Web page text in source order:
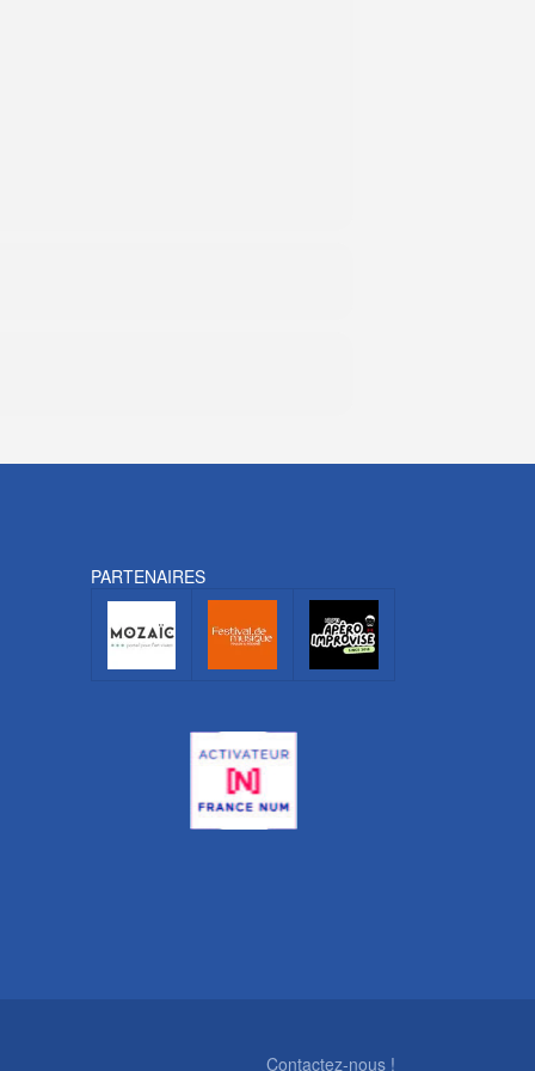
PARTENAIRES
Contactez-nous !